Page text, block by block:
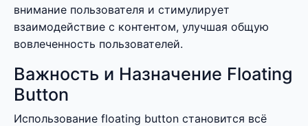
внимание пользователя и стимулирует
взаимодействие с контентом, улучшая общую
вовлеченность пользователей.
Важность и Назначение Floating
Button
Использование floating button становится всё